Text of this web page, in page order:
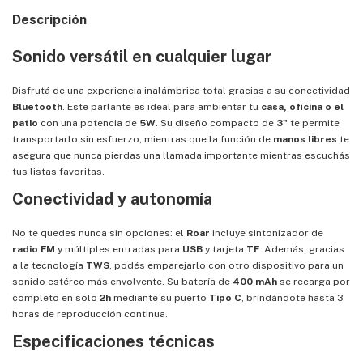
Descripción
Sonido versátil en cualquier lugar
Disfrutá de una experiencia inalámbrica total gracias a su conectividad
Bluetooth. Este parlante es ideal para ambientar tu casa, oficina o el
patio con una potencia de 5W. Su diseño compacto de 3" te permite
transportarlo sin esfuerzo, mientras que la función de manos libres te
asegura que nunca pierdas una llamada importante mientras escuchás
tus listas favoritas.
Conectividad y autonomía
No te quedes nunca sin opciones: el Roar incluye sintonizador de
radio FM y múltiples entradas para USB y tarjeta TF. Además, gracias
a la tecnología TWS, podés emparejarlo con otro dispositivo para un
sonido estéreo más envolvente. Su batería de 400 mAh se recarga por
completo en solo 2h mediante su puerto Tipo C, brindándote hasta 3
horas de reproducción continua.
Especificaciones técnicas